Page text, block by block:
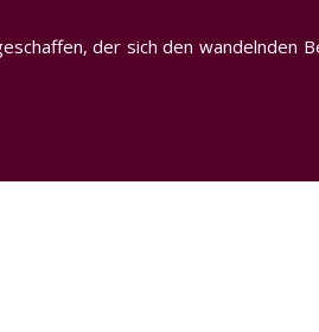
der sich den wandelnden